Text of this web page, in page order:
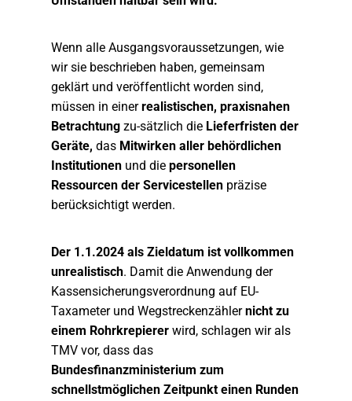
Wenn alle Ausgangsvoraussetzungen, wie
wir sie beschrieben haben, gemeinsam
geklärt und veröffentlicht worden sind,
müssen in einerrealistischen, praxisnahen
Betrachtungzu-sätzlich die Lieferfristen der
Geräte, das Mitwirken aller behördlichen
Institutionenund die personellen
Ressourcen der Servicestellen präzise
berücksichtigt werden.
Der 1.1.2024 als Zieldatum ist vollkommen
unrealistisch. Damit die Anwendung der
Kassensicherungsverordnung auf EU-
Taxameter und Wegstreckenzählernicht zu
einem Rohrkrepiererwird, schlagen wir als
TMV vor, dass das
Bundesfinanzministerium zum
schnellstmöglichen Zeitpunkt einen Runden